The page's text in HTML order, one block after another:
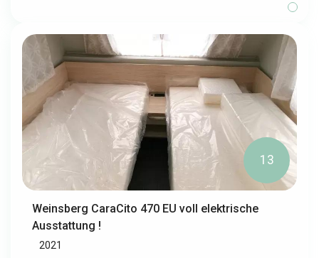
13
Weinsberg CaraCito 470 EU voll elektrische
Ausstattung !
2021